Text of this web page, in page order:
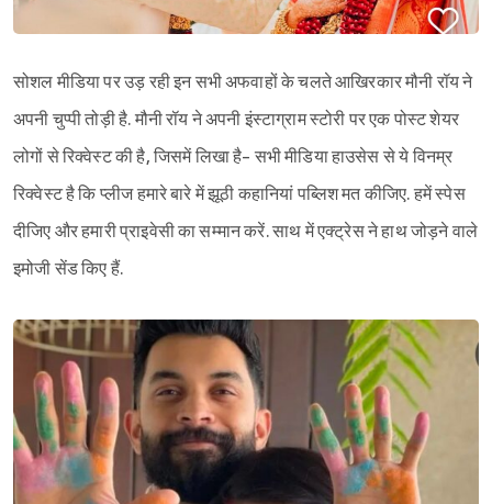
सोशल मीडिया पर उड़ रही इन सभी अफवाहों के चलते आखिरकार मौनी रॉय ने
अपनी चुप्पी तोड़ी है. मौनी रॉय ने अपनी इंस्टाग्राम स्टोरी पर एक पोस्ट शेयर
लोगों से रिक्वेस्ट की है, जिसमें लिखा है- सभी मीडिया हाउसेस से ये विनम्र
रिक्वेस्ट है कि प्लीज हमारे बारे में झूठी कहानियां पब्लिश मत कीजिए. हमें स्पेस
दीजिए और हमारी प्राइवेसी का सम्मान करें. साथ में एक्ट्रेस ने हाथ जोड़ने वाले
इमोजी सेंड किए हैं.